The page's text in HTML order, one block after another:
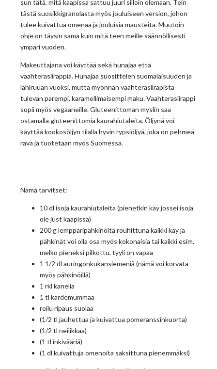
sun tätä, mitä kaapissa sattuu juuri silloin olemaan. Tein
tästä suosikkigranolasta myös jouluiseen version, johon
tulee kuivattua omenaa ja jouluisia mausteita. Muutoin
ohje on täysin sama kuin mitä teen meille säännöllisesti
ympäri vuoden.
Makeuttajana voi käyttää sekä hunajaa että
vaahterasiirappia. Hunajaa suosittelen suomalaisuuden ja
lähiruuan vuoksi, mutta myönnän vaahterasiirapista
tulevan parempi, karamellimaisempi maku. Vaahterasiirappi
sopii myös vegaaneille. Gluteenittoman myslin saa
ostamalla gluteenittomia kaurahiutaleita. Öljynä voi
käyttää kookosöljyn tilalla hyvin rypsiöljyä, joka on pehmeä
rava ja tuotetaan myös Suomessa.
Nämä tarvitset:
10 dl isoja kaurahiutaleita (pienetkin käy jossei isoja
ole just kaapissa)
200 g lempparipähkinöitä rouhittuna kaikki käy ja
pähkinät voi olla osa myös kokonaisia tai kaikki esim.
melko pieneksi pilkottu, tyyli on vapaa
1 1/2 dl auringonkukansiemeniä (nämä voi korvata
myös pähkinöillä)
1 rkl kanelia
1 tl kardemummaa
reilu ripaus suolaa
(1/2 tl jauhettua ja kuivattua pomeranssinkuorta)
(1/2 tl neilikkaa)
(1 tl inkivääriä)
(1 dl kuivattuja omenoita saksittuna pienemmäksi)